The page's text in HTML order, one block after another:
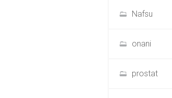
Nafsu
onani
prostat